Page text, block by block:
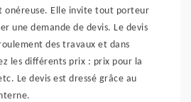
onéreuse. Elle invite tout porteur
une demande de devis. Le devis
des travaux et dans
les différents prix : prix pour la
Le devis est dressé grâce au